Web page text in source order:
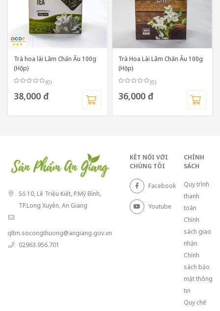
Trà hoa lài Lâm Chấn Âu 100g
(Hộp)
(0)
38,000 đ
Trà Hoa Lài Lâm Chấn Âu 100g
(Hộp)
(0)
36,000 đ
Số 10, Lê Triệu Kiết, P.Mỹ Bình,
TP.Long Xuyên, An Giang
qltm.socongthuong@angiang.gov.vn
02963.956.701
KÊT NỐI VỚI
CHÚNG TÔI
Facebook
Youtube
CHÍNH
SÁCH
Quy trình
thanh
toán
Chính
sách giao
nhận
Chính
sách bảo
mật thông
tin
Quy chế